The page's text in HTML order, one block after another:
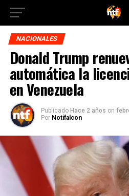
NACIONALES
Donald Trump
automática la
en Venezuela
Publicado Hace 2 años on
Por Notifalcon